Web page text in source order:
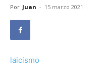
Por Juan - 15 marzo 2021
laicismo